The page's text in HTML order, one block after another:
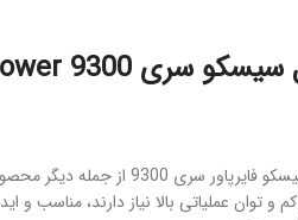
سیسکو سری 9300